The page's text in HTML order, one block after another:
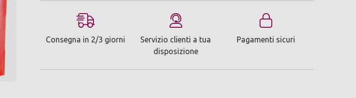
Consegna in 2/3 giorni
Servizio clienti a tua
disposizione
Pagamenti sicuri